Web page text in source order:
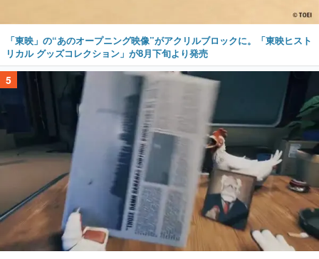
「東映」の“あのオープニング映像”がアクリルブロックに。「東映ヒスト
リカル グッズコレクション」が8月下旬より発売
5